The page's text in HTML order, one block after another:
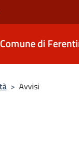
Comune di
> Avvisi